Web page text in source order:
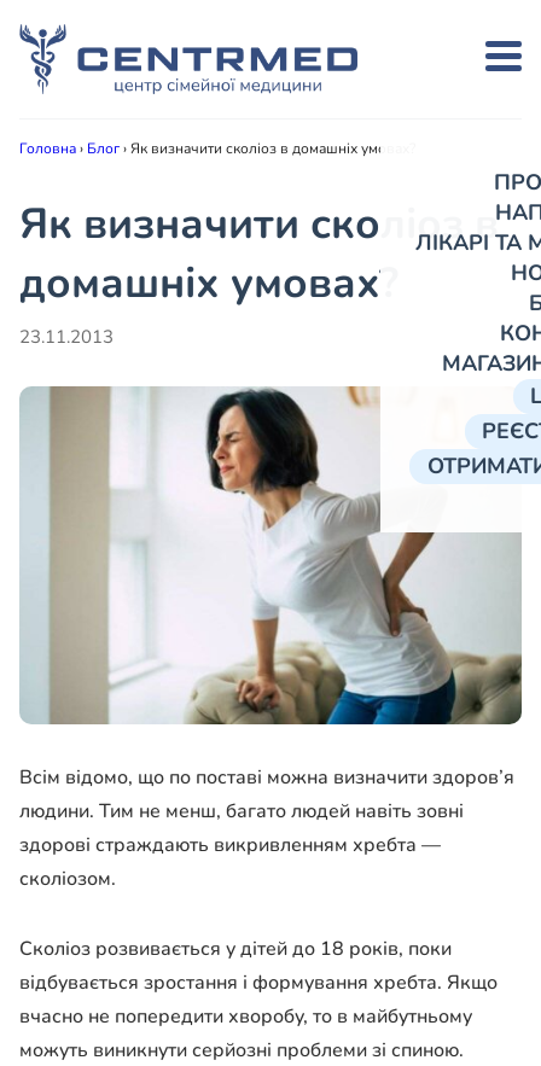
ЛІКАРІ
Головна› Блог›Як визначити сколіоз в домашніх умовах?
Як визначити сколіоз в
домашніх умовах?
23.11.2013
Всім відомо, що по поставі можна визначити здоров’я
людини. Тим не менш, багато людей навіть зовні
здорові страждають викривленням хребта —
сколіозом.
Сколіоз розвивається у дітей до 18 років, поки
відбувається зростання і формування хребта. Якщо
вчасно не попередити хворобу, то в майбутньому
можуть виникнути серйозні проблеми зі спиною.